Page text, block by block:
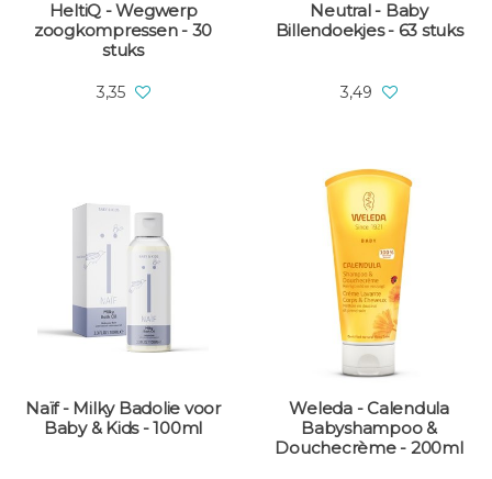
HeltiQ - Wegwerp
zoogkompressen - 30
stuks
3,35
Neutral - Baby
Billendoekjes - 63 stuks
3,49
Naïf - Milky Badolie voor
Baby & Kids - 100ml
Weleda - Calendula
Babyshampoo &
Douchecrème - 200ml